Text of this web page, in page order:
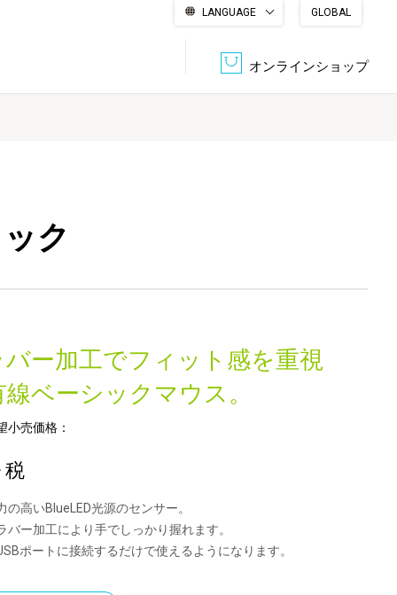
LANGUAGE
GLOBAL
オンラインショップ
ボード用品 事務用品
キャラクター・
シリーズ商品
学童用品
サステナブルな紙器製品「asue（あすえ）」
ク
バー加工でフィット感を重視
線ベーシックマウス。
小売価格：
税
の高いBlueLED光源のセンサー。
バー加工により手でしっかり握れます。
ポートに接続するだけで使えるようになります。